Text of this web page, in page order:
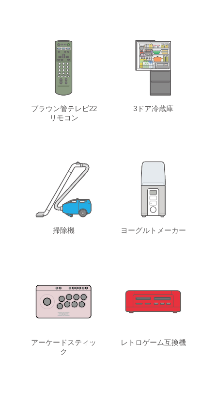
ブラウン管テレビ22
リモコン
3ドア冷蔵庫
掃除機 ヨーグルトメーカー
アーケードスティッ
ク
レトロゲーム互換機